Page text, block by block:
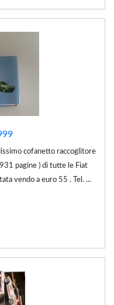
cofanetto raccoglitore
pagine ) di tutte le Fiat
vendo a euro 55 . Tel. ...